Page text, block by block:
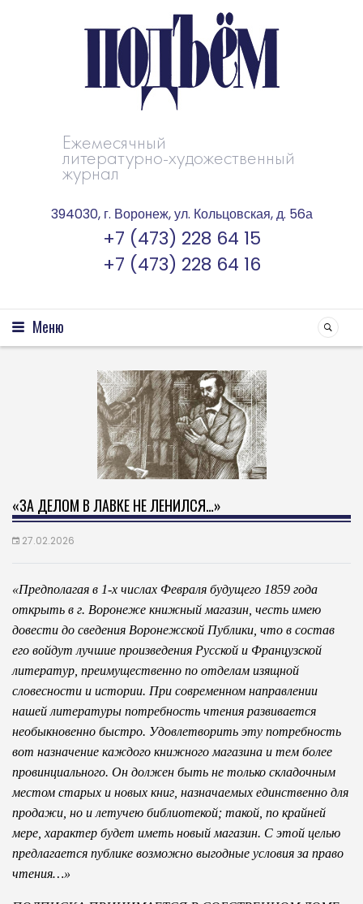
Ежемесячный
литературно-художественный
журнал
394030, г. Воронеж, ул. Кольцовская, д. 56а
+7 (473) 228 64 15
+7 (473) 228 64 16
Меню
«ЗА ДЕЛОМ В ЛАВКЕ НЕ ЛЕНИЛСЯ…»
27.02.2026
«Предполагая в 1-х числах Февраля будущего 1859 года
открыть в г. Воронеже книжный магазин, честь имею
довести до сведения Воронежской Публики, что в состав
его войдут лучшие произведения Русской и Французской
литератур, преимущественно по отделам изящной
словесности и истории. При современном направлении
нашей литературы потребность чтения развивается
необыкновенно быстро. Удовлетворить эту потребность
вот назначение каждого книжного магазина и тем более
провинциального. Он должен быть не только складочным
местом старых и новых книг, назначаемых единственно для
продажи, но и летучею библиотекой; такой, по крайней
мере, характер будет иметь новый магазин. С этой целью
предлагается публике возможно выгодные условия за право
чтения…»